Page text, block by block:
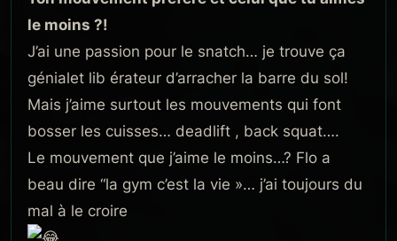
le moins ?!
J’ai une passion pour le snatch… je trouve ça
génialet lib érateur d’arracher la barre du sol!
Mais j’aime surtout les mouvements qui font
bosser les cuisses… deadlift , back squat….
Le mouvement que j’aime le moins…? Flo a
beau dire “la gym c’est la vie »… j’ai toujours du
mal à le croire